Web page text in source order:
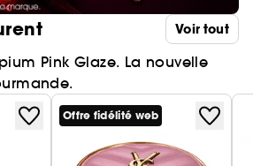
Pink Glaze. La nouvelle
Voir tout
Offre fidélité web